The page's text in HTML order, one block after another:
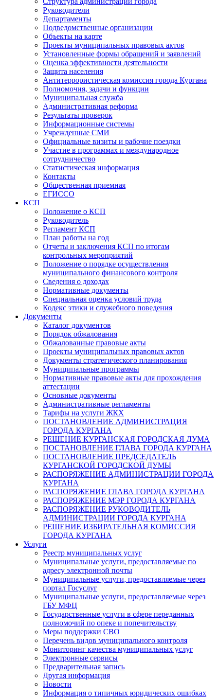
Руководители
Департаменты
Подведомственные организации
Объекты на карте
Проекты муниципальных правовых актов
Установленные формы обращений и заявлений
Оценка эффективности деятельности
Защита населения
Антитеррористическая комиссия города Кургана
Полномочия, задачи и функции
Муниципальная служба
Административная реформа
Результаты проверок
Информационные системы
Учрежденные СМИ
Официальные визиты и рабочие поездки
Участие в программах и международное
сотрудничество
Статистическая информация
Контакты
Общественная приемная
ЕГИССО
КСП
Положение о КСП
Руководитель
Регламент КСП
План работы на год
Отчеты и заключения КСП по итогам
контрольных мероприятий
Положение о порядке осуществления
муниципального финансового контроля
Сведения о доходах
Нормативные документы
Специальная оценка условий труда
Кодекс этики и служебного поведения
Документы
Каталог документов
Порядок обжалования
Обжалованные правовые акты
Проекты муниципальных правовых актов
Документы стратегического планирования
Муниципальные программы
Нормативные правовые акты для прохождения
аттестации
Основные документы
Административные регламенты
Тарифы на услуги ЖКХ
ПОСТАНОВЛЕНИЕ АДМИНИСТРАЦИЯ
ГОРОДА КУРГАНА
РЕШЕНИЕ КУРГАНСКАЯ ГОРОДСКАЯ ДУМА
ПОСТАНОВЛЕНИЕ ГЛАВА ГОРОДА КУРГАНА
ПОСТАНОВЛЕНИЕ ПРЕДСЕДАТЕЛЬ
КУРГАНСКОЙ ГОРОДСКОЙ ДУМЫ
РАСПОРЯЖЕНИЕ АДМИНИСТРАЦИИ ГОРОДА
КУРГАНА
РАСПОРЯЖЕНИЕ ГЛАВА ГОРОДА КУРГАНА
РАСПОРЯЖЕНИЕ МЭР ГОРОДА КУРГАНА
РАСПОРЯЖЕНИЕ РУКОВОДИТЕЛЬ
АДМИНИСТРАЦИИ ГОРОДА КУРГАНА
РЕШЕНИЕ ИЗБИРАТЕЛЬНАЯ КОМИССИЯ
ГОРОДА КУРГАНА
Услуги
Реестр муниципальных услуг
Муниципальные услуги, предоставляемые по
адресу электронной почты
Муниципальные услуги, предоставляемые через
портал Госуслуг
Муниципальные услуги, предоставляемые через
ГБУ МФЦ
Государственные услуги в сфере переданных
полномочий по опеке и попечительству
Меры поддержки СВО
Перечень видов муниципального контроля
Мониторинг качества муниципальных услуг
Электронные сервисы
Предварительная запись
Другая информация
Новости
Информация о типичных юридических ошибках